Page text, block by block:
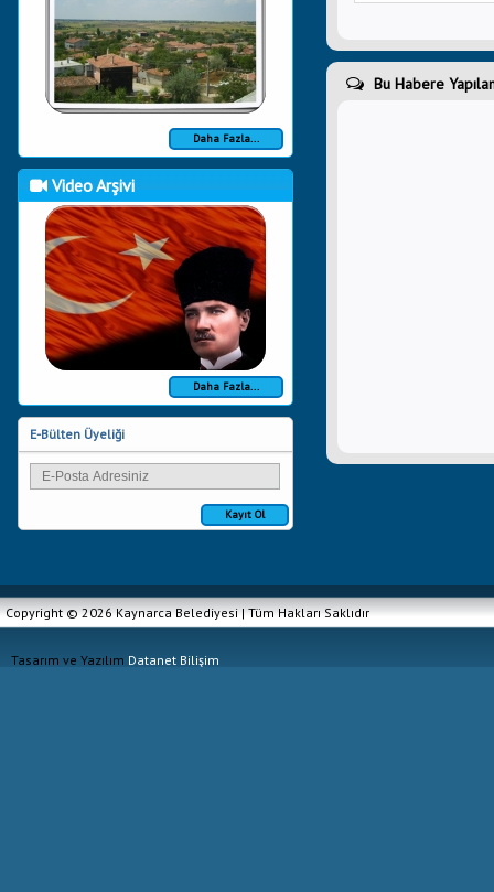
Daha Fazla...
Video Arşivi
Daha Fazla...
E-Bülten Üyeliği
Kayıt Ol
Bu Habere
Copyright © 2026 Kaynarca Belediyesi | Tüm Hakları Saklıdır
Tasarım ve Yazılım Datanet Bilişim